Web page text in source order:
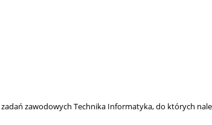
zawodowych Technika Informatyka, do których